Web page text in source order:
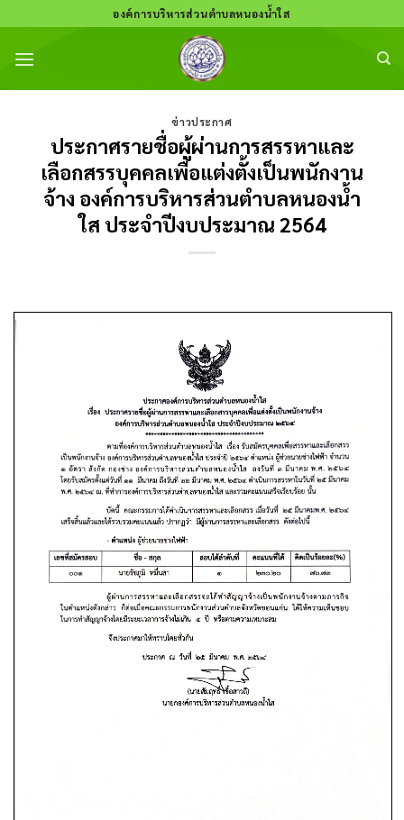
to
content
องค์การบริหารส่วนตำบลหนองน้ำใส
ข่าวประกาศ
ประกาศรายชื่อผู้ผ่านการสรรหาและ
เลือกสรรบุคคลเพื่อแต่งตั้งเป็นพนักงาน
จ้าง องค์การบริหารส่วนตำบลหนองน้ำ
ใส ประจำปีงบประมาณ 2564